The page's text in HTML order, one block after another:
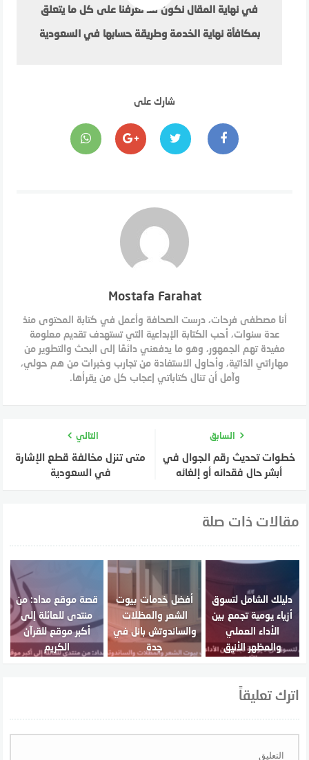
في نهاية المقال نكون قد تعرفنا على كل ما يتعلق
بمكافأة نهاية الخدمة وطريقة حسابها في السعودية
شارك على
Mostafa Farahat
أنا مصطفى فرحات، درست الصحافة وأعمل في كتابة المحتوى منذ
عدة سنوات، أحب الكتابة الإبداعية التي تستهدف تقديم معلومة
مفيدة تهم الجمهور، وهو ما يدفعني دائمًا إلى البحث والتطوير من
مهاراتي الذاتية، وأحاول الاستفادة من تجارب وخبرات من هم حولي،
وآمل أن تنال كتاباتي إعجاب كل من يقرأها.
السابق
خطوات تحديث رقم الجوال في
أبشر حال فقدانه أو إلغائه
التالي
متى تنزل مخالفة قطع الإشارة
في السعودية
مقالات ذات صلة
دليلك الشامل لتسوق
أزياء يومية تجمع بين
الأداء العملي
والمظهر الأنيق
أفضل خدمات بيوت
الشعر والمظلات
والساندوتش بانل في
جدة
قصة موقع مداد: من
منتدى للعائلة إلى
أكبر موقع للقرآن
الكريم
اترك تعليقاً